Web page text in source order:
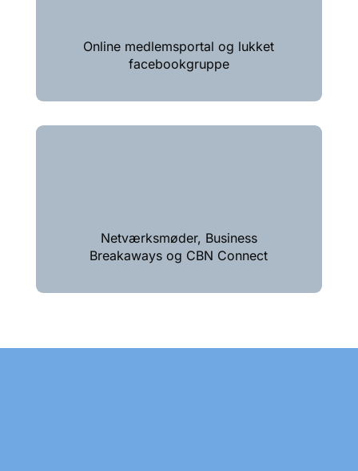
Online medlemsportal og lukket
facebookgruppe
Netværksmøder, Business
Breakaways og CBN Connect